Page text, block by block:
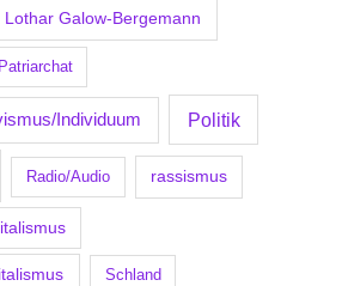
Lothar Galow-Bergemann
Patriarchat
Individuum Politik
Radio/Audio rassismus
Schland